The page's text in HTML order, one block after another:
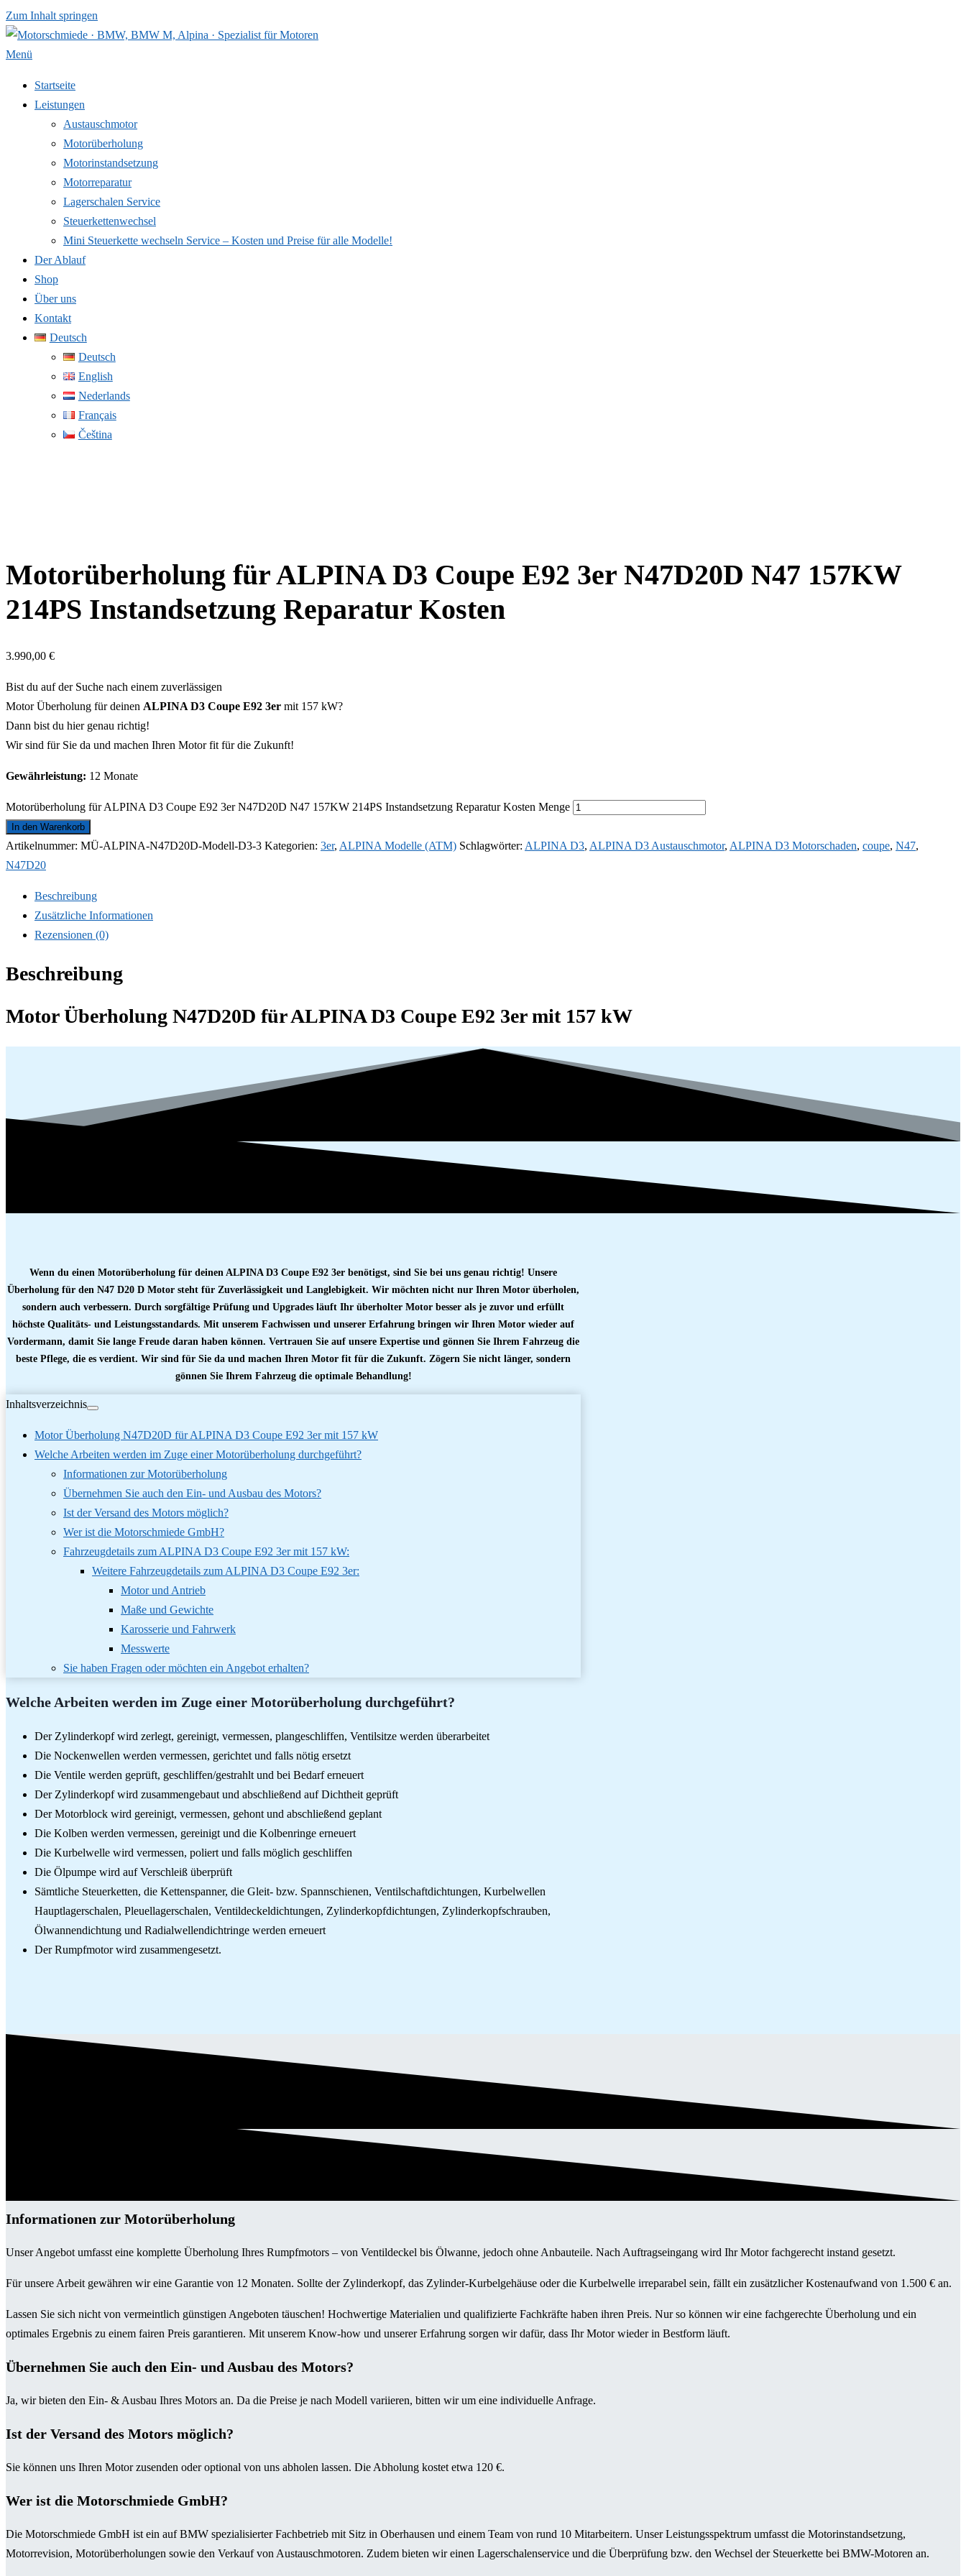
Zum Inhalt springen
Menü
Startseite
Leistungen
Austauschmotor
Motorüberholung
Motorinstandsetzung
Motorreparatur
Lagerschalen Service
Steuerkettenwechsel
Mini Steuer­kette wechseln Service – Kosten und Preise für alle Modelle!
Der Ablauf
Shop
Über uns
Kontakt
Deutsch
Deutsch
English
Nederlands
Français
Čeština
Motorüberholung für ALPINA D3 Coupe E92 3er N47D20D N47 157KW
214PS Instandsetzung Reparatur Kosten
3.990,00 €
Bist du auf der Suche nach einem zuverlässigen
Motor Überholung für deinen ALPINA D3 Coupe E92 3er mit 157 kW?
Dann bist du hier genau richtig!
Wir sind für Sie da und machen Ihren Motor fit für die Zukunft!
Gewährleistung: 12 Monate
Motorüberholung für ALPINA D3 Coupe E92 3er N47D20D N47 157KW 214PS Instandsetzung Reparatur Kosten Menge
In den Warenkorb
Artikelnummer: MÜ-ALPINA-N47D20D-Modell-D3-3 Kategorien: 3er, ALPINA Modelle (ATM) Schlagwörter: ALPINA D3, ALPINA D3 Austauschmotor, ALPINA D3 Motorschaden, coupe, N47,
N47D20
Beschreibung
Zusätzliche Informationen
Rezensionen (0)
Beschreibung
Motor Überholung N47D20D für ALPINA D3 Coupe E92 3er mit 157 kW
Wenn du einen Motorüberholung für deinen ALPINA D3 Coupe E92 3er benötigst, sind Sie bei uns genau richtig! Unsere
Überholung für den N47 D20 D Motor steht für Zuverlässigkeit und Langlebigkeit. Wir möchten nicht nur Ihren Motor überholen,
sondern auch verbessern. Durch sorgfältige Prüfung und Upgrades läuft Ihr überholter Motor besser als je zuvor und erfüllt
höchste Qualitäts- und Leistungsstandards. Mit unserem Fachwissen und unserer Erfahrung bringen wir Ihren Motor wieder auf
Vordermann, damit Sie lange Freude daran haben können. Vertrauen Sie auf unsere Expertise und gönnen Sie Ihrem Fahrzeug die
beste Pflege, die es verdient. Wir sind für Sie da und machen Ihren Motor fit für die Zukunft. Zögern Sie nicht länger, sondern
gönnen Sie Ihrem Fahrzeug die optimale Behandlung!
Inhaltsverzeichnis
Motor Überholung N47D20D für ALPINA D3 Coupe E92 3er mit 157 kW
Welche Arbeiten werden im Zuge einer Motorüberholung durchgeführt?
Informationen zur Motorüberholung
Übernehmen Sie auch den Ein- und Ausbau des Motors?
Ist der Versand des Motors möglich?
Wer ist die Motorschmiede GmbH?
Fahrzeugdetails zum ALPINA D3 Coupe E92 3er mit 157 kW:
Weitere Fahrzeugdetails zum ALPINA D3 Coupe E92 3er:
Motor und Antrieb
Maße und Gewichte
Karosserie und Fahrwerk
Messwerte
Sie haben Fragen oder möchten ein Angebot erhalten?
Welche Arbeiten werden im Zuge einer Motorüberholung durchgeführt?
Der Zylinderkopf wird zerlegt, gereinigt, vermessen, plangeschliffen, Ventilsitze werden überarbeitet
Die Nockenwellen werden vermessen, gerichtet und falls nötig ersetzt
Die Ventile werden geprüft, geschliffen/gestrahlt und bei Bedarf erneuert
Der Zylinderkopf wird zusammengebaut und abschließend auf Dichtheit geprüft
Der Motorblock wird gereinigt, vermessen, gehont und abschließend geplant
Die Kolben werden vermessen, gereinigt und die Kolbenringe erneuert
Die Kurbelwelle wird vermessen, poliert und falls möglich geschliffen
Die Ölpumpe wird auf Verschleiß überprüft
Sämtliche Steuerketten, die Kettenspanner, die Gleit- bzw. Spannschienen, Ventilschaftdichtungen, Kurbelwellen
Hauptlagerschalen, Pleuellagerschalen, Ventildeckeldichtungen, Zylinderkopfdichtungen, Zylinderkopfschrauben,
Ölwannendichtung und Radialwellendichtringe werden erneuert
Der Rumpfmotor wird zusammengesetzt.
Informationen zur Motorüberholung
Unser Angebot umfasst eine komplette Überholung Ihres Rumpfmotors – von Ventildeckel bis Ölwanne, jedoch ohne Anbauteile. Nach Auftragseingang wird Ihr Motor fachgerecht instand gesetzt.
Für unsere Arbeit gewähren wir eine Garantie von 12 Monaten. Sollte der Zylinderkopf, das Zylinder-Kurbelgehäuse oder die Kurbelwelle irreparabel sein, fällt ein zusätzlicher Kostenaufwand von 1.500 € an.
Lassen Sie sich nicht von vermeintlich günstigen Angeboten täuschen! Hochwertige Materialien und qualifizierte Fachkräfte haben ihren Preis. Nur so können wir eine fachgerechte Überholung und ein
optimales Ergebnis zu einem fairen Preis garantieren. Mit unserem Know-how und unserer Erfahrung sorgen wir dafür, dass Ihr Motor wieder in Bestform läuft.
Übernehmen Sie auch den Ein- und Ausbau des Motors?
Ja, wir bieten den Ein- & Ausbau Ihres Motors an. Da die Preise je nach Modell variieren, bitten wir um eine individuelle Anfrage.
Ist der Versand des Motors möglich?
Sie können uns Ihren Motor zusenden oder optional von uns abholen lassen. Die Abholung kostet etwa 120 €.
Wer ist die Motorschmiede GmbH?
Die Motorschmiede GmbH ist ein auf BMW spezialisierter Fachbetrieb mit Sitz in Oberhausen und einem Team von rund 10 Mitarbeitern. Unser Leistungsspektrum umfasst die Motorinstandsetzung,
Motorrevision, Motorüberholungen sowie den Verkauf von Austauschmotoren. Zudem bieten wir einen Lagerschalenservice und die Überprüfung bzw. den Wechsel der Steuerkette bei BMW-Motoren an.